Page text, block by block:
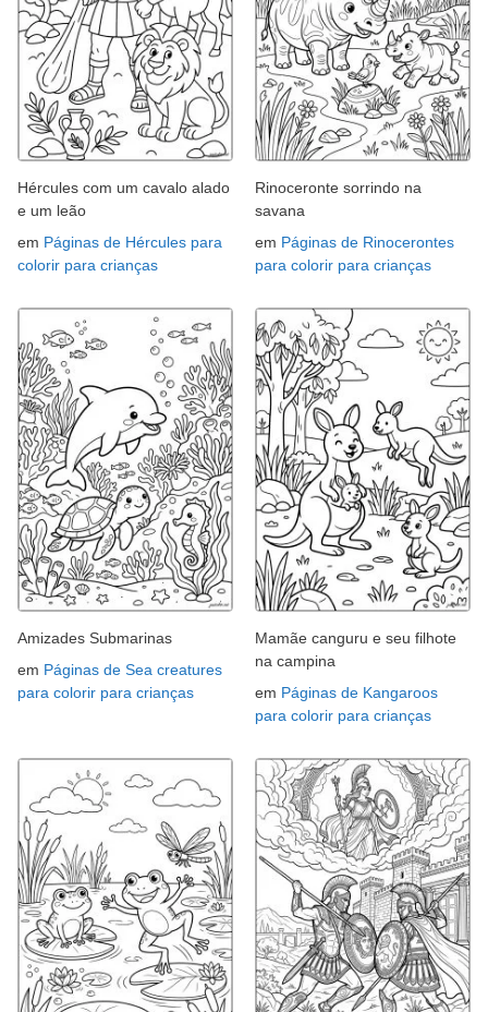
Hércules com um cavalo alado
e um leão
em Páginas de Hércules para
colorir para crianças
Rinoceronte sorrindo na
savana
em Páginas de Rinocerontes
para colorir para crianças
Amizades Submarinas
em Páginas de Sea creatures
para colorir para crianças
Mamãe canguru e seu filhote
na campina
em Páginas de Kangaroos
para colorir para crianças